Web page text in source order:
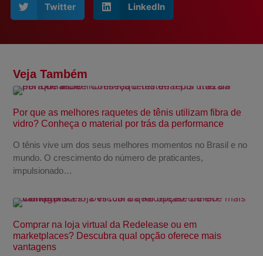
Twitter LinkedIn
Veja Também
Por que as melhores raquetes de tênis utilizam fibra de
vidro? Conheça o material por trás da performance
O tênis vive um dos seus melhores momentos no Brasil e no
mundo. O crescimento do número de praticantes,
impulsionado…
Comprar na loja virtual da Redelease ou em
marketplaces? Descubra qual opção oferece mais
vantagens